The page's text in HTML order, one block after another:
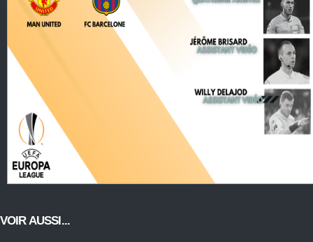
VOIR AUSSI...